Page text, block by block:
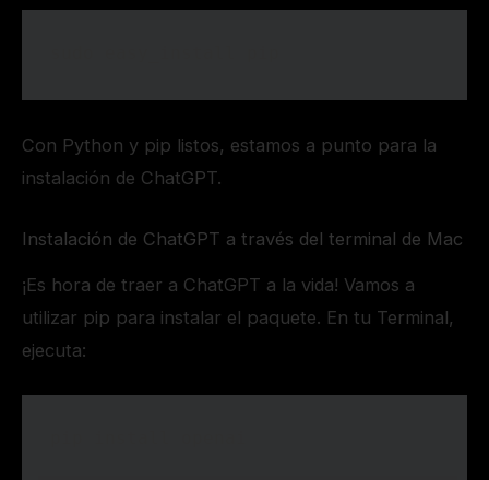
Con Python y pip listos, estamos a punto para la
instalación de ChatGPT.
Instalación de ChatGPT a través del terminal de Mac
¡Es hora de traer a ChatGPT a la vida! Vamos a
utilizar pip para instalar el paquete. En tu Terminal,
ejecuta: